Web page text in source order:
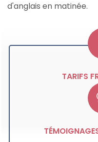
d'anglais en matinée.
TARIFS